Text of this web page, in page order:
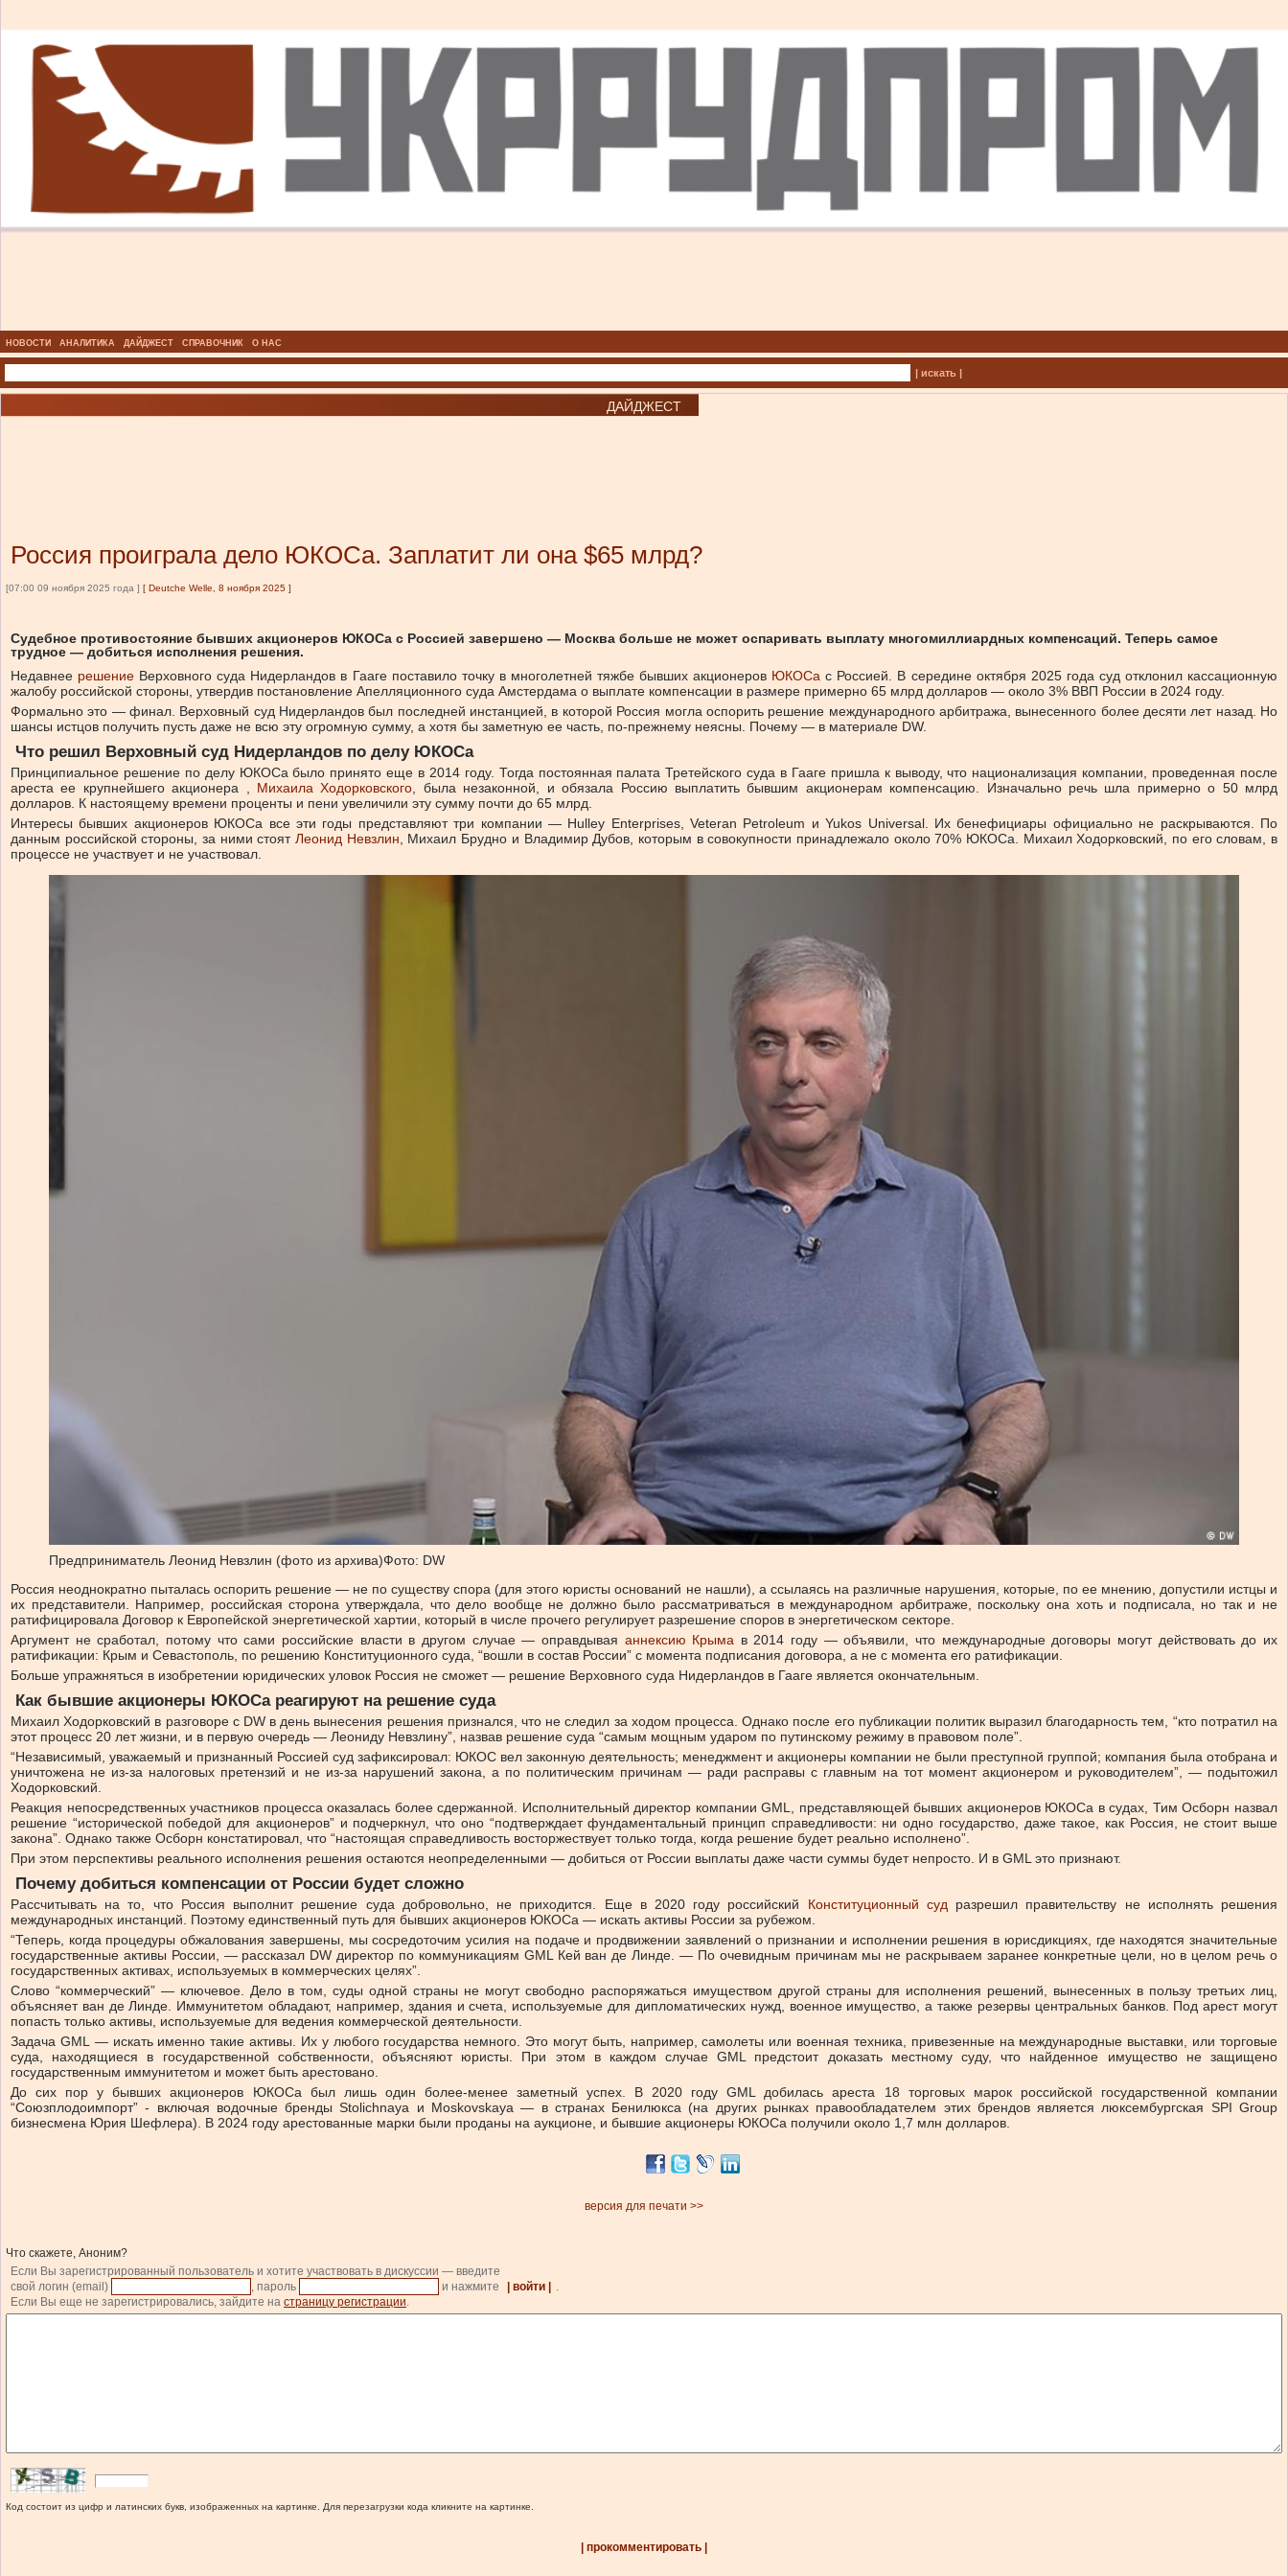
НОВОСТИ АНАЛИТИКА ДАЙДЖЕСТ СПРАВОЧНИК О НАС
| искать |
ДАЙДЖЕСТ
Россия проиграла дело ЮКОСа. Заплатит ли она $65 млрд?
[07:00 09 ноября 2025 года ] [ Deutche Welle, 8 ноября 2025 ]
Судебное противостояние бывших акционеров ЮКОСа с Россией завершено — Москва больше не может оспаривать выплату многомиллиардных компенсаций. Теперь самое
трудное — добиться исполнения решения.
Недавнее решение Верховного суда Нидерландов в Гааге поставило точку в многолетней тяжбе бывших акционеров ЮКОСа с Россией. В середине октября 2025 года суд отклонил кассационную
жалобу российской стороны, утвердив постановление Апелляционного суда Амстердама о выплате компенсации в размере примерно 65 млрд долларов — около 3% ВВП России в 2024 году.
Формально это — финал. Верховный суд Нидерландов был последней инстанцией, в которой Россия могла оспорить решение международного арбитража, вынесенного более десяти лет назад. Но
шансы истцов получить пусть даже не всю эту огромную сумму, а хотя бы заметную ее часть, по-прежнему неясны. Почему — в материале DW.
Что решил Верховный суд Нидерландов по делу ЮКОСа
Принципиальное решение по делу ЮКОСа было принято еще в 2014 году. Тогда постоянная палата Третейского суда в Гааге пришла к выводу, что национализация компании, проведенная после
ареста ее крупнейшего акционера , Михаила Ходорковского , была незаконной, и обязала Россию выплатить бывшим акционерам компенсацию. Изначально речь шла примерно о 50 млрд
долларов. К настоящему времени проценты и пени увеличили эту сумму почти до 65 млрд.
Интересы бывших акционеров ЮКОСа все эти годы представляют три компании — Hulley Enterprises, Veteran Petroleum и Yukos Universal. Их бенефициары официально не раскрываются. По
данным российской стороны, за ними стоятЛеонид Невзлин , Михаил Брудно и Владимир Дубов, которым в совокупности принадлежало около 70% ЮКОСа. Михаил Ходорковский, по его словам, в
процессе не участвует и не участвовал.
Предприниматель Леонид Невзлин (фото из архива)Фото: DW
Россия неоднократно пыталась оспорить решение — не по существу спора (для этого юристы оснований не нашли), а ссылаясь на различные нарушения, которые, по ее мнению, допустили истцы и
их представители. Например, российская сторона утверждала, что дело вообще не должно было рассматриваться в международном арбитраже, поскольку она хоть и подписала, но так и не
ратифицировала Договор к Европейской энергетической хартии, который в числе прочего регулирует разрешение споров в энергетическом секторе.
Аргумент не сработал, потому что сами российские власти в другом случае — оправдывая аннексию Крыма в 2014 году — объявили, что международные договоры могут действовать до их
ратификации: Крым и Севастополь, по решению Конституционного суда, “вошли в состав России” с момента подписания договора, а не с момента его ратификации.
Больше упражняться в изобретении юридических уловок Россия не сможет — решение Верховного суда Нидерландов в Гааге является окончательным.
Как бывшие акционеры ЮКОСа реагируют на решение суда
Михаил Ходорковский в разговоре с DW в день вынесения решения признался, что не следил за ходом процесса. Однако после его публикации политик выразил благодарность тем, “кто потратил на
этот процесс 20 лет жизни, и в первую очередь — Леониду Невзлину”, назвав решение суда “самым мощным ударом по путинскому режиму в правовом поле”.
“Независимый, уважаемый и признанный Россией суд зафиксировал: ЮКОС вел законную деятельность; менеджмент и акционеры компании не были преступной группой; компания была отобрана и
уничтожена не из-за налоговых претензий и не из-за нарушений закона, а по политическим причинам — ради расправы с главным на тот момент акционером и руководителем”, — подытожил
Ходорковский.
Реакция непосредственных участников процесса оказалась более сдержанной. Исполнительный директор компании GML, представляющей бывших акционеров ЮКОСа в судах, Тим Осборн назвал
решение “исторической победой для акционеров” и подчеркнул, что оно “подтверждает фундаментальный принцип справедливости: ни одно государство, даже такое, как Россия, не стоит выше
закона”. Однако также Осборн констатировал, что “настоящая справедливость восторжествует только тогда, когда решение будет реально исполнено”.
При этом перспективы реального исполнения решения остаются неопределенными — добиться от России выплаты даже части суммы будет непросто. И в GML это признают.
Почему добиться компенсации от России будет сложно
Рассчитывать на то, что Россия выполнит решение суда добровольно, не приходится. Еще в 2020 году российский Конституционный суд разрешил правительству не исполнять решения
международных инстанций. Поэтому единственный путь для бывших акционеров ЮКОСа — искать активы России за рубежом.
“Теперь, когда процедуры обжалования завершены, мы сосредоточим усилия на подаче и продвижении заявлений о признании и исполнении решения в юрисдикциях, где находятся значительные
государственные активы России, — рассказал DW директор по коммуникациям GML Кей ван де Линде. — По очевидным причинам мы не раскрываем заранее конкретные цели, но в целом речь о
государственных активах, используемых в коммерческих целях”.
Слово “коммерческий” — ключевое. Дело в том, суды одной страны не могут свободно распоряжаться имуществом другой страны для исполнения решений, вынесенных в пользу третьих лиц,
объясняет ван де Линде. Иммунитетом обладают, например, здания и счета, используемые для дипломатических нужд, военное имущество, а также резервы центральных банков. Под арест могут
попасть только активы, используемые для ведения коммерческой деятельности.
Задача GML — искать именно такие активы. Их у любого государства немного. Это могут быть, например, самолеты или военная техника, привезенные на международные выставки, или торговые
суда, находящиеся в государственной собственности, объясняют юристы. При этом в каждом случае GML предстоит доказать местному суду, что найденное имущество не защищено
государственным иммунитетом и может быть арестовано.
До сих пор у бывших акционеров ЮКОСа был лишь один более-менее заметный успех. В 2020 году GML добилась ареста 18 торговых марок российской государственной компании
“Союзплодоимпорт” - включая водочные бренды Stolichnaya и Moskovskaya — в странах Бенилюкса (на других рынках правообладателем этих брендов является люксембургская SPI Group
бизнесмена Юрия Шефлера). В 2024 году арестованные марки были проданы на аукционе, и бывшие акционеры ЮКОСа получили около 1,7 млн долларов.
версия для печати >>
Что скажете, Аноним?
Если Вы зарегистрированный пользователь и хотите участвовать в дискуссии — введите
свой логин (email)
, пароль и нажмите | войти |
.
Если Вы еще не зарегистрировались, зайдите на страницу регистрации.
Код состоит из цифр и латинских букв, изображенных на картинке. Для перезагрузки кода кликните на картинке.
| прокомментировать |